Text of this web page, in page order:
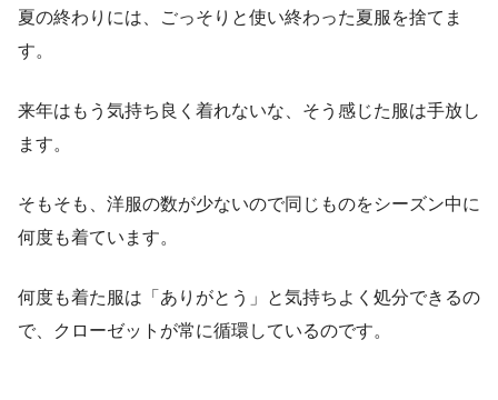
夏の終わりには、ごっそりと使い終わった夏服を捨てま
す。
来年はもう気持ち良く着れないな、そう感じた服は手放し
ます。
そもそも、洋服の数が少ないので同じものをシーズン中に
何度も着ています。
何度も着た服は「ありがとう」と気持ちよく処分できるの
で、クローゼットが常に循環しているのです。